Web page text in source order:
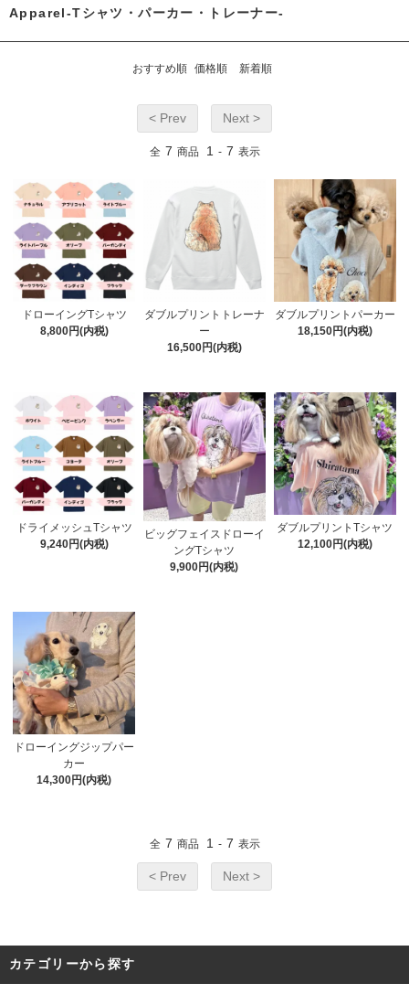
Apparel-Tシャツ・パーカー・トレーナー-
おすすめ順 価格順 新着順
< Prev Next >
全 7 商品 1 - 7 表示
ドローイングTシャツ
8,800円(内税)
ダブルプリントトレーナ
ー
16,500円(内税)
ダブルプリントパーカー
18,150円(内税)
ドライメッシュTシャツ
9,240円(内税)
ビッグフェイスドローイ
ングTシャツ
9,900円(内税)
ダブルプリントTシャツ
12,100円(内税)
ドローイングジップパー
カー
14,300円(内税)
全 7 商品 1 - 7 表示
< Prev Next >
カテゴリーから探す